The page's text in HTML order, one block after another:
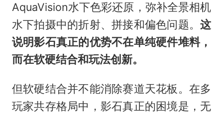
AquaVision水下色彩还原，弥补全景相机
水下拍摄中的折射、拼接和偏色问题。这
说明影石真正的优势不在单纯硬件堆料，
而在软硬结合和玩法创新。
但软硬结合并不能消除赛道天花板。在多
玩家共存格局中，影石真正的困境是，无